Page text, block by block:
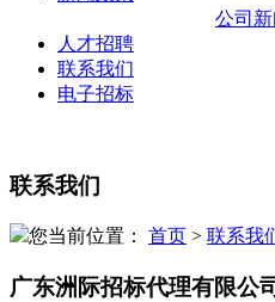
公司新
人才招聘
联系我们
电子招标
联系我们
您当前位置： 首页 > 联系我
广东洲际招标代理有限公